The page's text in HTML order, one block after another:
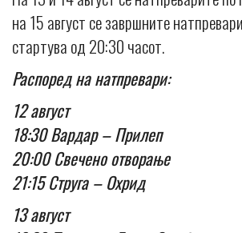
на 15 август се завршните
стартува од 20:30 часот.
Распоред на натпревари:
12 август
18:30 Вардар – Прилеп
20:00 Свечено отворање
21:15 Струга – Охрид
13 август